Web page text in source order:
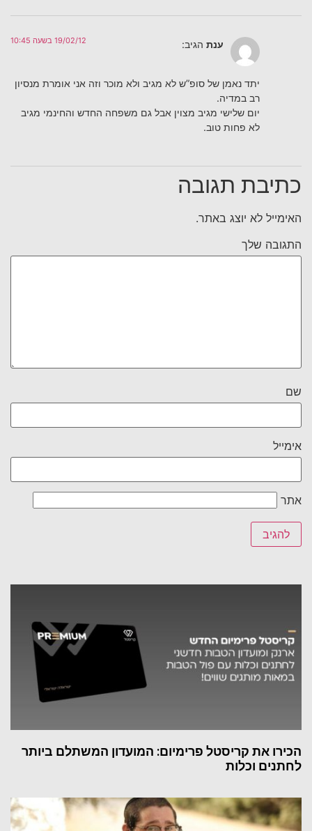
ענת הגיב: 19/02/12 בשעה 10:45
יתד נאמן של סופ”ש לא מגיב ולא מוכר וזה אני אומרת מנסיון
רב במדיה.
יום שלישי מגיב מצוין אבל גם משפחה החדש והחינמי מגיב
לא פחות טוב.
כתיבת תגובה
האימייל לא יוצג באתר.
התגובה שלך
שם
אימייל
אתר
הכירו את קריסטל פרימיום: המועדון המשתלם ביותר
לחתנים וכלות